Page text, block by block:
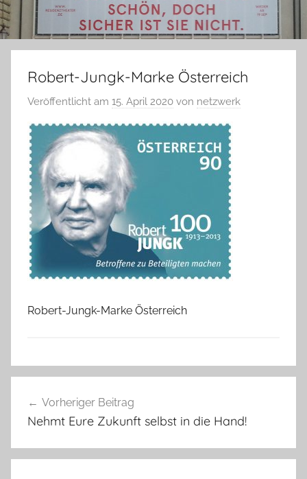
Robert-Jungk-Marke Österreich
Veröffentlicht am 15. April 2020 von netzwerk
Robert-Jungk-Marke Österreich
Vorheriger Beitrag
Nehmt Eure Zukunft selbst in die Hand!